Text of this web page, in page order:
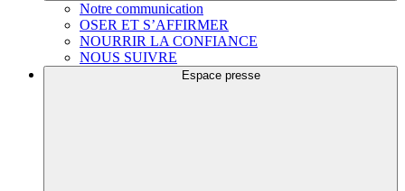
Notre communication
OSER ET S’AFFIRMER
NOURRIR LA CONFIANCE
NOUS SUIVRE
Espace presse